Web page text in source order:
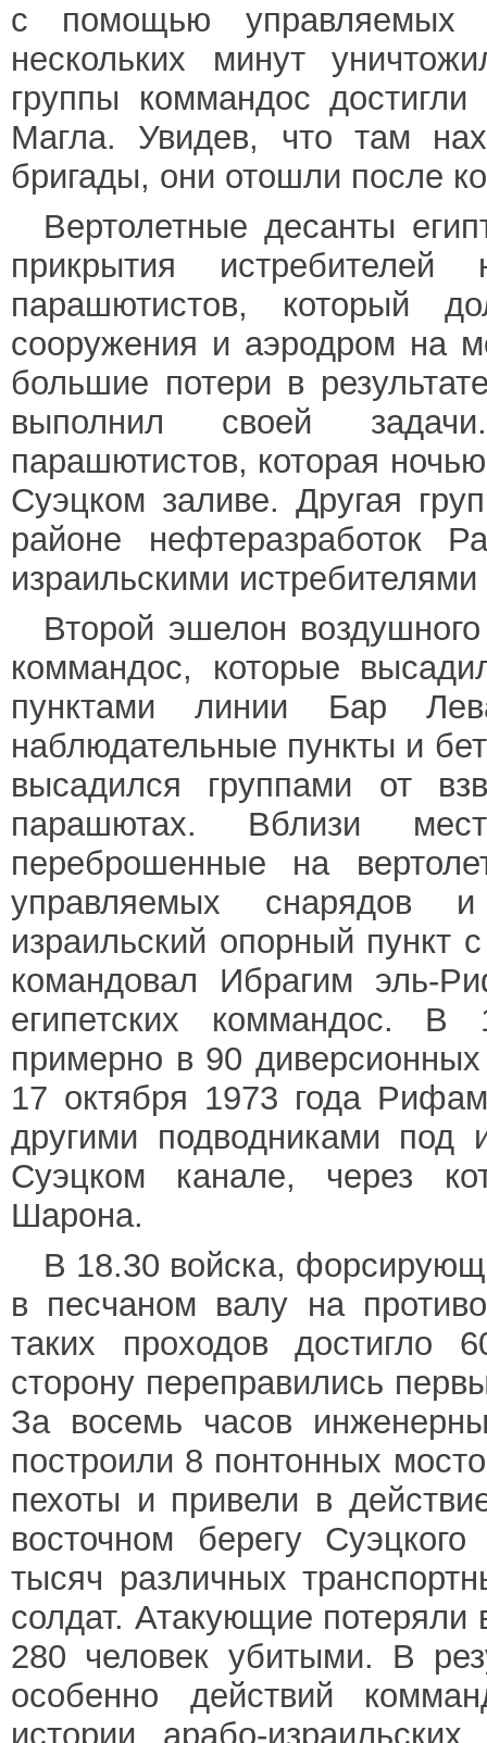
с помощью управляемых
нескольких минут
группы коммандос
Магла. Увидев, что там
бригады, они отошли после
Вертолетные десанты
прикрытия
парашютистов, который
сооружения и аэродром на
большие потери в
выполнил своей
парашютистов, которая
Суэцком заливе. Другая
районе нефтеразработок
израильскими
Второй эшелон
коммандос, которые
пунктами линии Бар
наблюдательные пункты и
высадился группами от
парашютах. Вблизи
переброшенные на
управляемых снарядов
израильский опорный пункт
командовал Ибрагим эль-
египетских коммандос. В
примерно в 90
17 октября 1973 года
другими подводниками под
Суэцком канале, через
Шарона.
В 18.30 войска,
в песчаном валу на
таких проходов достигло
сторону переправились
За восемь часов
построили 8 понтонных
пехоты и привели в
восточном берегу
тысяч различных
солдат. Атакующие потеряли
280 человек убитыми. В
особенно действий
истории арабо-